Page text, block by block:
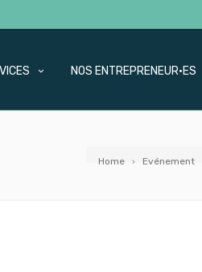
NOS ENTREPRENEUR·ES
Home Evénement